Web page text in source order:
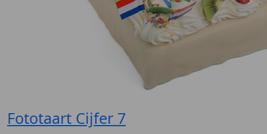
Fototaart Cijfer 7